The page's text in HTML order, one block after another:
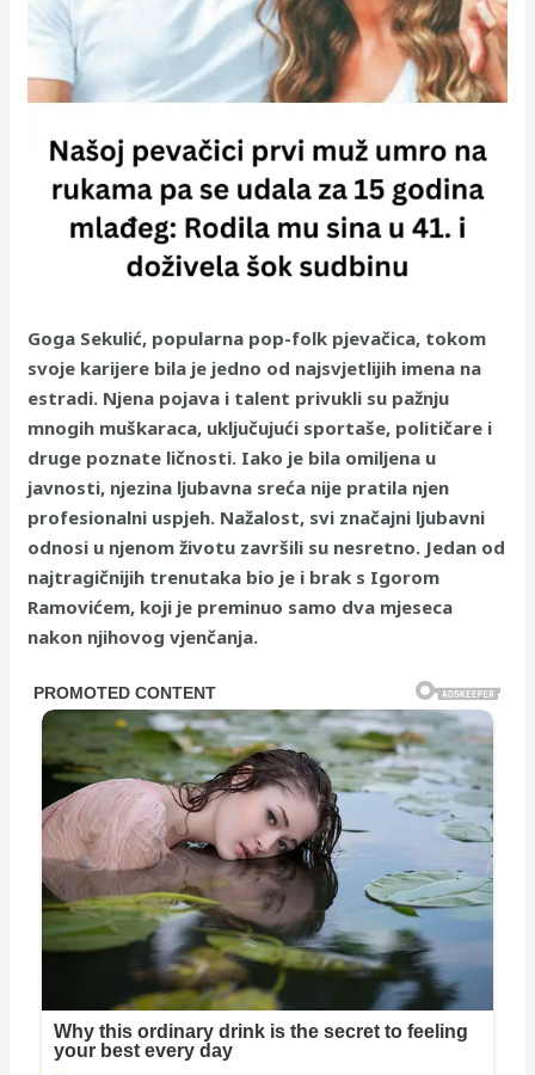
Goga Sekulić, popularna pop-folk pjevačica, tokom
svoje karijere bila je jedno od najsvjetlijih imena na
estradi. Njena pojava i talent privukli su pažnju
mnogih muškaraca, uključujući sportaše, političare i
druge poznate ličnosti. Iako je bila omiljena u
javnosti, njezina ljubavna sreća nije pratila njen
profesionalni uspjeh. Nažalost, svi značajni ljubavni
odnosi u njenom životu završili su nesretno. Jedan od
najtragičnijih trenutaka bio je i brak s Igorom
Ramovićem, koji je preminuo samo dva mjeseca
nakon njihovog vjenčanja.